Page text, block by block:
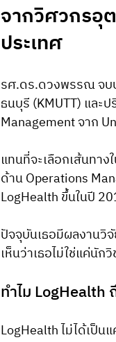
จากวิศวกรอุ
ประเทศ
รศ.ดร.ดวงพรรณ จบ
ธนบุรี (KMUTT) และ
Management จาก
แทนที่จะเลือกเส้นทา
ด้าน Operations
LogHealth ขึ้นในปี
ปัจจุบันเธอมีผลงานวิ
เห็นว่าเธอไม่ใช่แค่นั
ทำไม
LogHealth ไม่ได้เป็